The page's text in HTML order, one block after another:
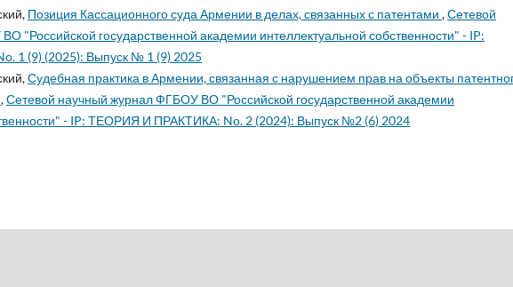
Позиция Кассационного суда Армении в делах, связанных с патентами ,Сетевой
"Российской государственной академии интеллектуальной собственности" - IP:
1 (9) (2025): Выпуск № 1 (9) 2025
Судебная практика в Армении, связанная с нарушением прав на объекты
,Сетевой научный журнал ФГБОУ ВО "Российской государственной академии
- IP: ТЕОРИЯ И ПРАКТИКА: No. 2 (2024): Выпуск №2 (6) 2024